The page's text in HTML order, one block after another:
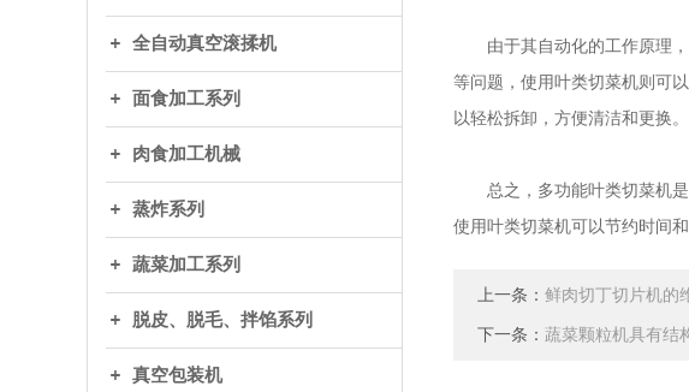
全自动真空滚揉机
面食加工系列
肉食加工机械
蒸炸系列
蔬菜加工系列
脱皮、脱毛、拌馅系列
真空包装机
由于其自动化的工作原理，
等问题，使用叶类切菜机则可
以轻松拆卸，方便清洁和更换。
总之，多功能叶类切菜机是
使用叶类切菜机可以节约时间
上一条： 鲜肉切丁切片机的
下一条： 蔬菜颗粒机具有结